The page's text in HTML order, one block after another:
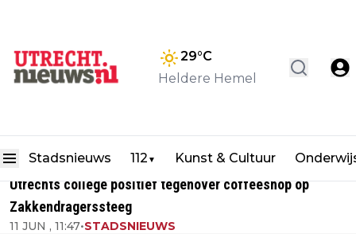
29°C
Heldere Hemel
Stadsnieuws 112 ▼ Kunst & Cultuur
Utrechts college positief tegenover coffeeshop op
Zakkendragerssteeg
11 JUN , 11:47•STADSNIEUWS